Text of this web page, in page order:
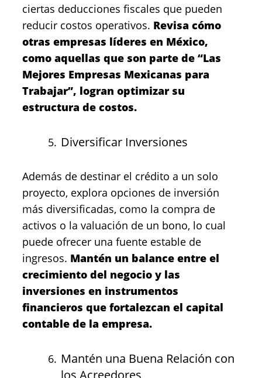
ciertas deducciones fiscales que pueden
reducir costos operativos. Revisa cómo
otras empresas líderes en México,
como aquellas que son parte de “Las
Mejores Empresas Mexicanas para
Trabajar”, logran optimizar su
estructura de costos.
Diversificar Inversiones
Además de destinar el crédito a un solo
proyecto, explora opciones de inversión
más diversificadas, como la compra de
activos o la valuación de un bono, lo cual
puede ofrecer una fuente estable de
ingresos. Mantén un balance entre el
crecimiento del negocio y las
inversiones en instrumentos
financieros que fortalezcan el capital
contable de la empresa.
Mantén una Buena Relación con
los Acreedores